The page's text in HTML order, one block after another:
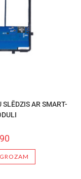
AR SMART-